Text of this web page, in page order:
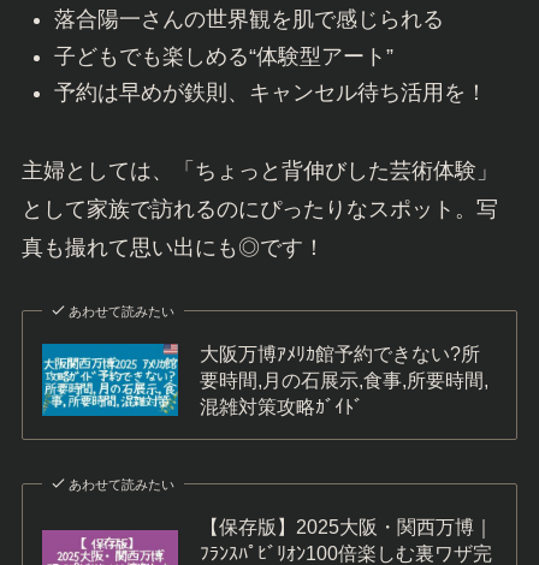
落合陽一さんの世界観を肌で感じられる
子どもでも楽しめる“体験型アート”
予約は早めが鉄則、キャンセル待ち活用を！
主婦としては、「ちょっと背伸びした芸術体験」
として家族で訪れるのにぴったりなスポット。写
真も撮れて思い出にも◎です！
あわせて読みたい
大阪万博ｱﾒﾘｶ館予約できない?所
要時間,月の石展示,食事,所要時間,
混雑対策攻略ｶﾞｲﾄﾞ
あわせて読みたい
【保存版】2025大阪・関西万博｜
ﾌﾗﾝｽﾊﾟﾋﾞﾘｵﾝ100倍楽しむ裏ワザ完